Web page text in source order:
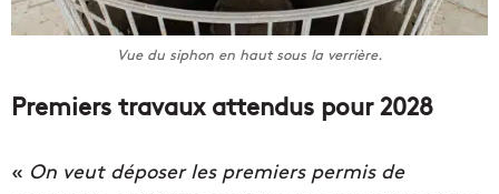
Vue du siphon en haut sous la verrière.
Premiers travaux attendus pour 2028
« On veut déposer les premiers permis de